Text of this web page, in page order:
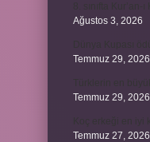
Ağustos 3, 2026
Temmuz 29, 2026
Temmuz 29, 2026
Temmuz 27, 2026